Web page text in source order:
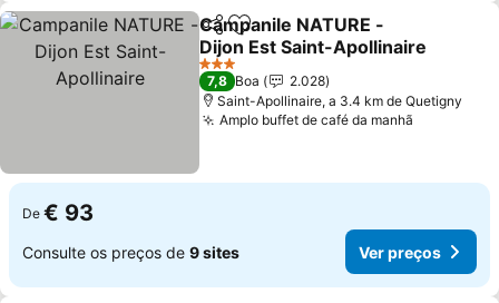
PartilharAdicionar aos favoritos
Campanile NATURE -
Dijon Est Saint-Apollinaire
3 Estrelas
7,8 Boa
2.028
Saint-Apollinaire, a 3.4 km de Quetigny
Amplo buffet de café da manhã
De € 93
Consulte os preços de 9 sites Ver preços